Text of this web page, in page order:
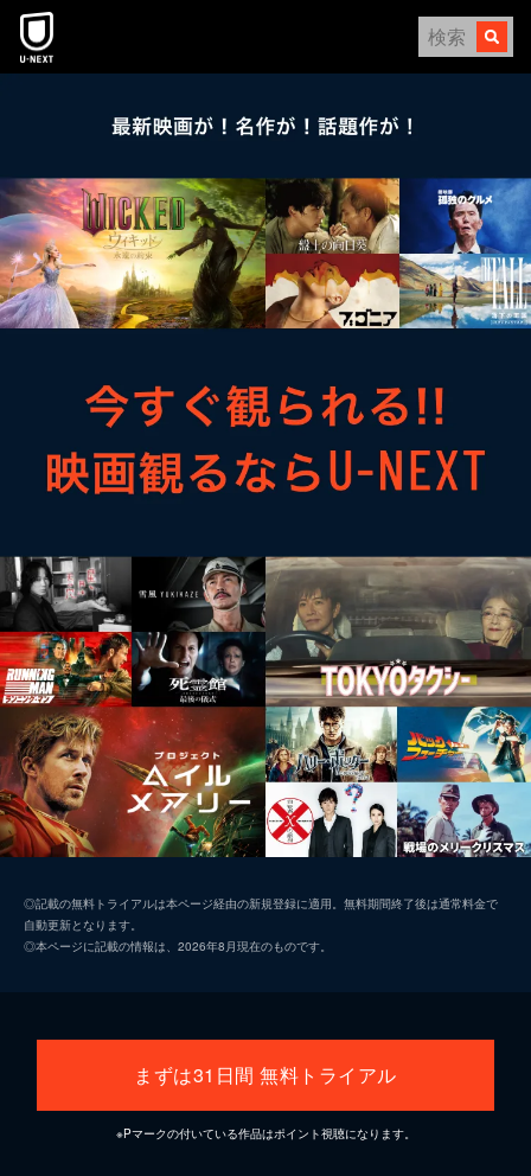
本文へスキップ
◎記載の無料トライアルは本ページ経由の新規登録に適用。無料期間終了後は通常料金で
自動更新となります。
◎本ページに記載の情報は、2026年8月現在のものです。
まずは31日間 無料トライアル
※Pマークの付いている作品はポイント視聴になります。